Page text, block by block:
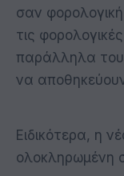
σαν
τις
παράλληλα
να
Ειδικότερα, η
ολοκληρωμένη